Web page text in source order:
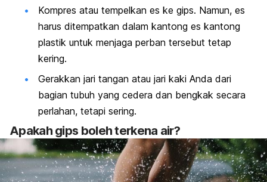
Kompres atau tempelkan es ke gips. Namun, es
harus ditempatkan dalam kantong es kantong
plastik untuk menjaga perban tersebut tetap
kering.
Gerakkan jari tangan atau jari kaki Anda dari
bagian tubuh yang cedera dan bengkak secara
perlahan, tetapi sering.
Apakah gips boleh terkena air?